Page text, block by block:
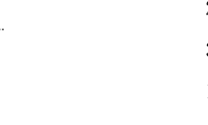
发展分析报告